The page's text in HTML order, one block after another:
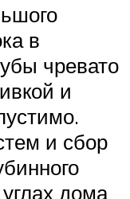
в
чревато
и
и сбор
дома